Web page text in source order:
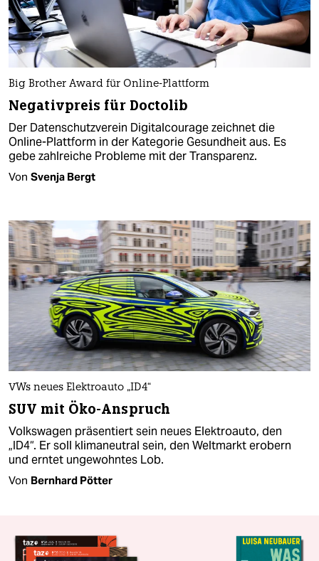
Big Brother Award für Online-Plattform
Negativpreis für Doctolib
Der Datenschutzverein Digitalcourage zeichnet die
Online-Plattform in der Kategorie Gesundheit aus. Es
gebe zahlreiche Probleme mit der Transparenz.
Von Svenja Bergt
VWs neues Elektroauto „ID4“
SUV mit Öko-Anspruch
Volkswagen präsentiert sein neues Elektroauto, den
„ID4“. Er soll klimaneutral sein, den Weltmarkt erobern
und erntet ungewohntes Lob.
Von Bernhard Pötter